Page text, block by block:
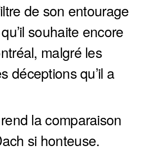
de son entourage
souhaite encore
malgré les
déceptions qu’il a
la comparaison
si honteuse.